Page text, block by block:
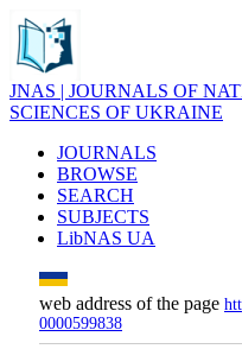
JNAS | JOURNALS OF
SCIENCES OF UKRAINE
JOURNALS
BROWSE
SEARCH
SUBJECTS
LibNAS UA
web address of the page
0000599838